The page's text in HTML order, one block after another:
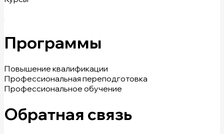
Программы
Повышение квалификации
Профессиональная переподготовка
Профессиональное обучение
Обратная связь